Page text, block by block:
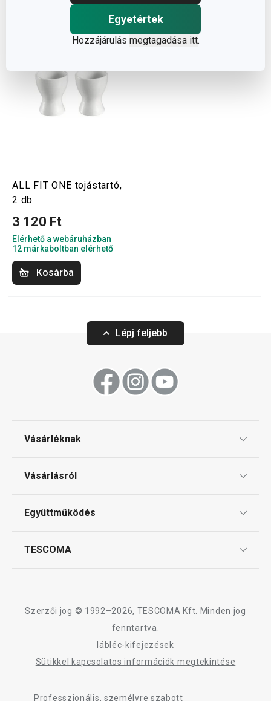
Egyetértek
Hozzájárulás megtagadása itt.
ALL FIT ONE tojástartó,
2 db
3 120 Ft
Elérhető a webáruházban
12 márkaboltban elérhető
Kosárba
Lépj feljebb
Vásárléknak
Gyakori kérdések
Vásárlásról
Reklamáció és termékvisszaküldés
Együttműködés
TESCOMA
Szerzői jog © 1992–2026, TESCOMA Kft. Minden jog
fenntartva.
lábléc-kifejezések
Sütikkel kapcsolatos információk megtekintése
Professzionális, személyre szabott